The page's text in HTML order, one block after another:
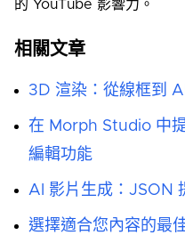
的 YouTube 影響力。
相關文章
3D 渲染：從線框到
在 Morph Studio 中
編輯功能
AI 影片生成：JSON
選擇適合您內容的最